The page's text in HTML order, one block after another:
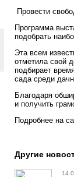
Провести
Программа
подобрать
Эта всем
отметила свой
подбирает
сада среди
Благодаря
и получить
Подробнее на
Другие